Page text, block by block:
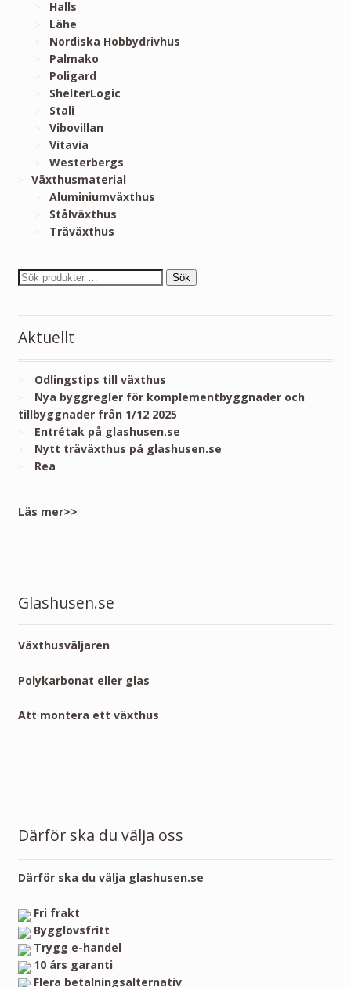
Halls
Lähe
Nordiska Hobbydrivhus
Palmako
Poligard
ShelterLogic
Stali
Vibovillan
Vitavia
Westerbergs
Växthusmaterial
Aluminiumväxthus
Stålväxthus
Träväxthus
Sök
Aktuellt
Odlingstips till växthus
Nya byggregler för komplementbyggnader och
tillbyggnader från 1/12 2025
Entrétak på glashusen.se
Nytt träväxthus på glashusen.se
Rea
Läs mer>>
Glashusen.se
Växthusväljaren
Polykarbonat eller glas
Att montera ett växthus
Därför ska du välja oss
Därför ska du välja glashusen.se
Fri frakt
Bygglovsfritt
Trygg e-handel
10 års garanti
Flera betalningsalternativ